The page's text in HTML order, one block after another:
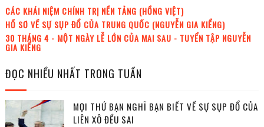
CÁC KHÁI NIỆM CHÍNH TRỊ NỀN TẢNG (HỒNG VIỆT)
HỒ SƠ VỀ SỰ SỤP ĐỔ CỦA TRUNG QUỐC (NGUYỄN GIA KIỂNG)
30 THÁNG 4 - MỘT NGÀY LỄ LỚN CỦA MAI SAU - TUYỂN TẬP NGUYỄN
GIA KIỂNG
ĐỌC NHIỀU NHẤT TRONG TUẦN
MỌI THỨ BẠN NGHĨ BẠN BIẾT VỀ SỰ SỤP ĐỔ CỦA
LIÊN XÔ ĐỀU SAI